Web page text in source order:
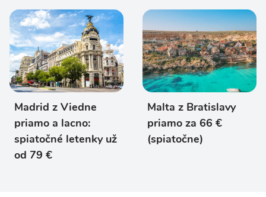
Madrid z Viedne
priamo a lacno:
spiatočné letenky už
od 79 €
Malta z Bratislavy
priamo za 66 €
(spiatočne)